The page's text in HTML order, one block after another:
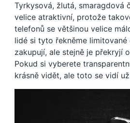
Tyrkysová, žlutá, smaragdová
velice atraktivní, protože
telefonů se většinou velice
lidé si tyto řekněme limitované
zakupují, ale stejně je překryjí
Pokud si vyberete
krásně vidět, ale toto se vidí